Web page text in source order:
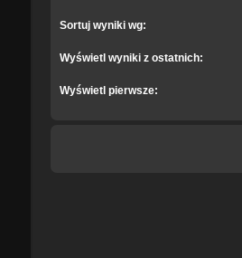
Sortuj wyniki wg:
Wyświetl wyniki z ostatnich:
Wyświetl pierwsze: